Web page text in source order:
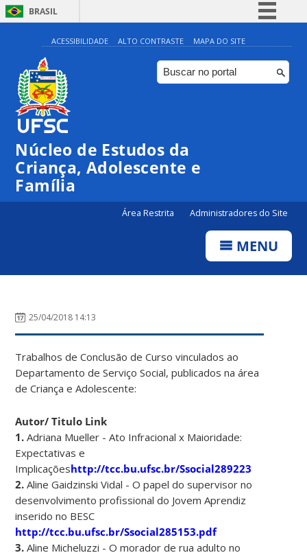
BRASIL
Simplifique!
Comunica BR
Participe
ACESSIBILIDADE ALTO CONTRASTE MAPA DO SITE
Núcleo de Estudos da
Criança, Adolescente e
Família
Área Restrita Administradores do Site
MENU
25/04/2018 14:13
Trabalhos de Conclusão de Curso vinculados ao
Departamento de Serviço Social, publicados na área
de Criança e Adolescente:
Autor/ Titulo Link
1. Adriana Mueller - Ato Infracional x Maioridade:
Expectativas e
Implicaçõeshttp://tcc.bu.ufsc.br/Ssocial289223
2. Aline Gaidzinski Vidal - O papel do supervisor no
desenvolvimento profissional do Jovem Aprendiz
inserido no BESC
http://tcc.bu.ufsc.br/Ssocial285153.pdf
3. Aline Micheluzzi - O morador de rua adulto no